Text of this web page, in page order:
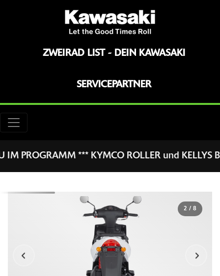
ZWEIRAD LIST - DEIN KAWASAKI
SERVICEPARTNER
PROGRAMM *** KYMCO ROLLER und KELLYS
2 / 8